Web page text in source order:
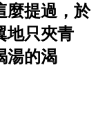
麼提過，於
地只夾青
湯的渴